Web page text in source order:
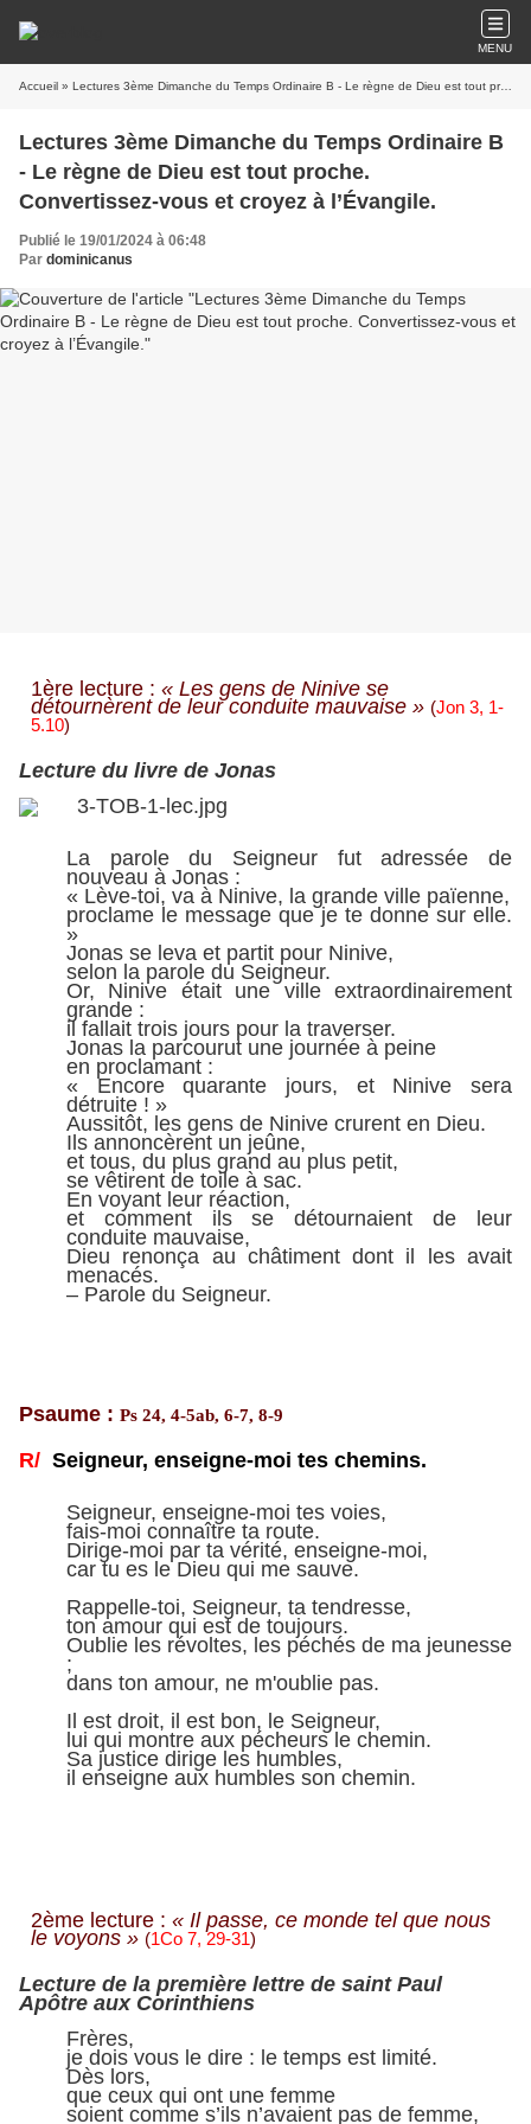
MENU
Accueil » Lectures 3ème Dimanche du Temps Ordinaire B - Le règne de Dieu est tout proche. Convertissez-vous et croyez à l’Évangile.
Lectures 3ème Dimanche du Temps Ordinaire B
- Le règne de Dieu est tout proche.
Convertissez-vous et croyez à l’Évangile.
Publié le 19/01/2024 à 06:48
Par dominicanus
1ère lecture : « Les gens de Ninive se
détournèrent de leur conduite mauvaise » (Jon 3, 1-
5.10)
Lecture du livre de Jonas
La parole du Seigneur fut adressée de
nouveau à Jonas :
« Lève-toi, va à Ninive, la grande ville païenne,
proclame le message que je te donne sur elle.
»
Jonas se leva et partit pour Ninive,
selon la parole du Seigneur.
Or, Ninive était une ville extraordinairement
grande :
il fallait trois jours pour la traverser.
Jonas la parcourut une journée à peine
en proclamant :
« Encore quarante jours, et Ninive sera
détruite ! »
Aussitôt, les gens de Ninive crurent en Dieu.
Ils annoncèrent un jeûne,
et tous, du plus grand au plus petit,
se vêtirent de toile à sac.
En voyant leur réaction,
et comment ils se détournaient de leur
conduite mauvaise,
Dieu renonça au châtiment dont il les avait
menacés.
– Parole du Seigneur.
Psaume : Ps 24, 4-5ab, 6-7, 8-9
R/ Seigneur, enseigne-moi tes chemins.
Seigneur, enseigne-moi tes voies,
fais-moi connaître ta route.
Dirige-moi par ta vérité, enseigne-moi,
car tu es le Dieu qui me sauve.
Rappelle-toi, Seigneur, ta tendresse,
ton amour qui est de toujours.
Oublie les révoltes, les péchés de ma jeunesse
;
dans ton amour, ne m'oublie pas.
Il est droit, il est bon, le Seigneur,
lui qui montre aux pécheurs le chemin.
Sa justice dirige les humbles,
il enseigne aux humbles son chemin.
2ème lecture : « Il passe, ce monde tel que nous
le voyons » (1Co 7, 29-31)
Lecture de la première lettre de saint Paul
Apôtre aux Corinthiens
Frères,
je dois vous le dire : le temps est limité.
Dès lors,
que ceux qui ont une femme
soient comme s’ils n’avaient pas de femme,